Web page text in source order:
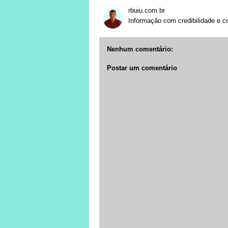
rbuiu.com.br
Informação com credibilidade e
Nenhum comentário:
Postar um comentário